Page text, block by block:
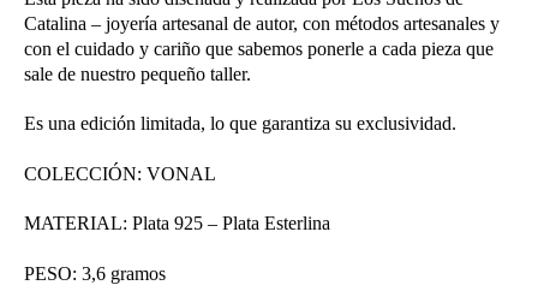
Catalina – joyería artesanal de autor, con métodos artesanales y
con el cuidado y cariño que sabemos ponerle a cada pieza que
sale de nuestro pequeño taller.
Es una edición limitada, lo que garantiza su exclusividad.
COLECCIÓN: VONAL
MATERIAL: Plata 925 – Plata Esterlina
PESO: 3,6 gramos